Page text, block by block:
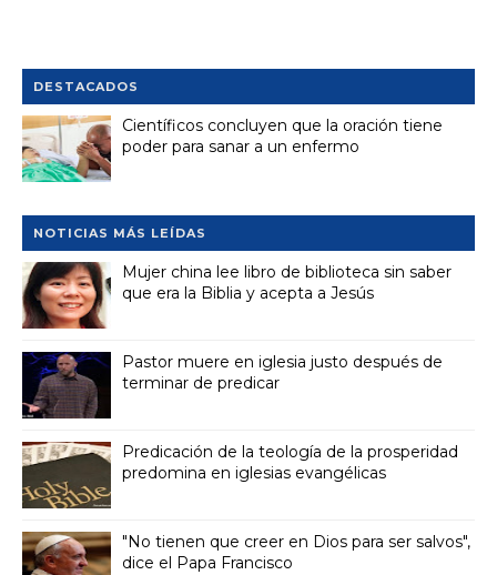
DESTACADOS
Científicos concluyen que la oración tiene
poder para sanar a un enfermo
NOTICIAS MÁS LEÍDAS
Mujer china lee libro de biblioteca sin saber
que era la Biblia y acepta a Jesús
Pastor muere en iglesia justo después de
terminar de predicar
Predicación de la teología de la prosperidad
predomina en iglesias evangélicas
"No tienen que creer en Dios para ser salvos",
dice el Papa Francisco